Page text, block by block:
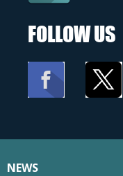
FOLLOW US
NEWS